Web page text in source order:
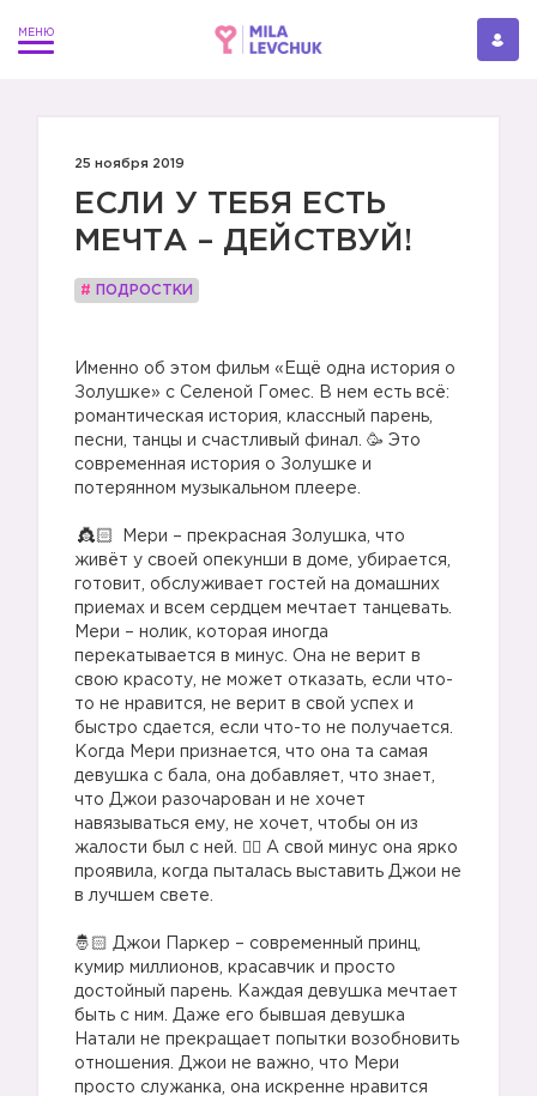
25 ноября 2019
ЕСЛИ У ТЕБЯ ЕСТЬ
МЕЧТА – ДЕЙСТВУЙ!
# ПОДРОСТКИ
Именно об этом фильм «Ещё одна история о
Золушке» с Селеной Гомес. В нем есть всё:
романтическая история, классный парень,
песни, танцы и счастливый финал. 🥳 Это
современная история о Золушке и
потерянном музыкальном плеере.
Мери – прекрасная Золушка, что
живёт у своей опекунши в доме, убирается,
готовит, обслуживает гостей на домашних
приемах и всем сердцем мечтает танцевать.
Мери – нолик, которая иногда
перекатывается в минус. Она не верит в
свою красоту, не может отказать, если что-
то не нравится, не верит в свой успех и
быстро сдается, если что-то не получается.
Когда Мери признается, что она та самая
девушка с бала, она добавляет, что знает,
что Джои разочарован и не хочет
навязываться ему, не хочет, чтобы он из
жалости был с ней. 🤦‍♀️ А свой минус она ярко
проявила, когда пыталась выставить Джои не
в лучшем свете.
🤴🏻 Джои Паркер – современный принц,
кумир миллионов, красавчик и просто
достойный парень. Каждая девушка мечтает
быть с ним. Даже его бывшая девушка
Натали не прекращает попытки возобновить
отношения. Джои не важно, что Мери
просто служанка, она искренне нравится